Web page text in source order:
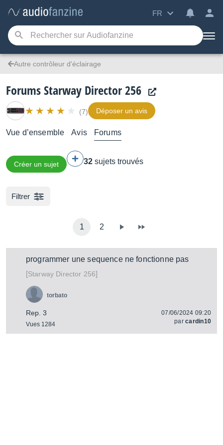
FR
Autre contrôleur d'éclairage
Forums Starway Director 256
(7) Déposer un avis
Vue d’ensemble Avis Forums
Créer un sujet 32 sujets trouvés
Filtrer
1 2
programmer une sequence ne fonctionne pas
[Starway Director 256]
Rep. 3
Vues 1284
torbato
07/06/2024 09:20
parcardin10